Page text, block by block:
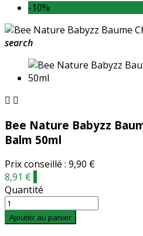
-10%
search
 
Bee Nature Babyzz
Balm 50ml
Prix conseillé : 9,90 €
8,91 €
Quantité
Ajouter au panier